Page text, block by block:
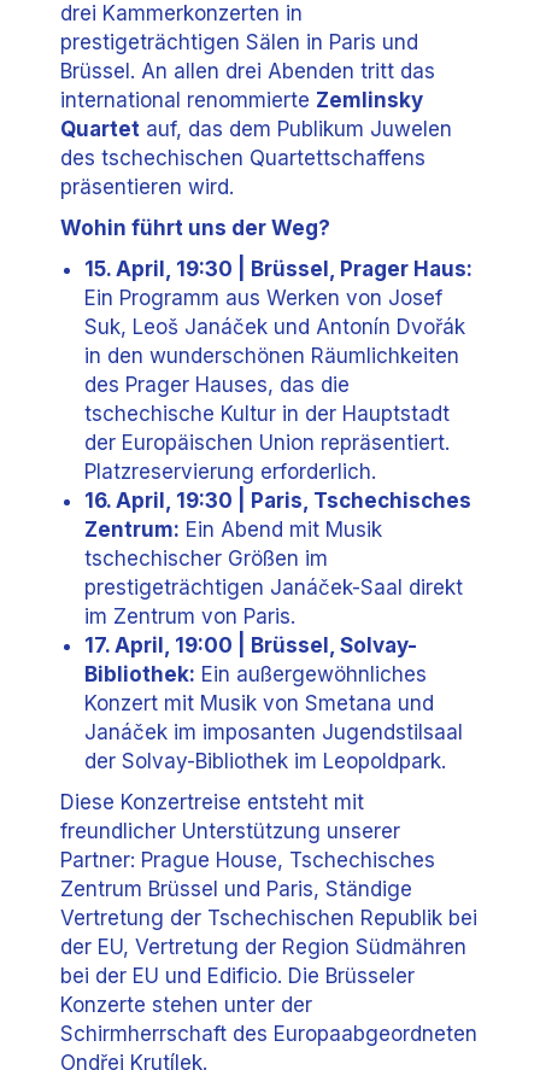
drei Kammerkonzerten in
prestigeträchtigen Sälen in Paris und
Brüssel. An allen drei Abenden tritt das
international renommierte Zemlinsky
Quartet auf, das dem Publikum Juwelen
des tschechischen Quartettschaffens
präsentieren wird.
Wohin führt uns der Weg?
15. April, 19:30 | Brüssel, Prager Haus:
Ein Programm aus Werken von Josef
Suk, Leoš Janáček und Antonín Dvořák
in den wunderschönen Räumlichkeiten
des Prager Hauses, das die
tschechische Kultur in der Hauptstadt
der Europäischen Union repräsentiert.
Platzreservierung erforderlich.
16. April, 19:30 | Paris, Tschechisches
Zentrum: Ein Abend mit Musik
tschechischer Größen im
prestigeträchtigen Janáček-Saal direkt
im Zentrum von Paris.
17. April, 19:00 | Brüssel, Solvay-
Bibliothek: Ein außergewöhnliches
Konzert mit Musik von Smetana und
Janáček im imposanten Jugendstilsaal
der Solvay-Bibliothek im Leopoldpark.
Diese Konzertreise entsteht mit
freundlicher Unterstützung unserer
Partner: Prague House, Tschechisches
Zentrum Brüssel und Paris, Ständige
Vertretung der Tschechischen Republik bei
der EU, Vertretung der Region Südmähren
bei der EU und Edificio. Die Brüsseler
Konzerte stehen unter der
Schirmherrschaft des Europaabgeordneten
Ondřej Krutílek.